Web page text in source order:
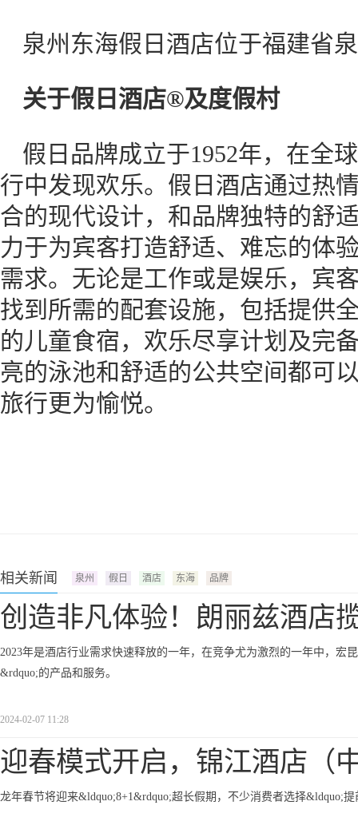
泉州东海假日酒店位于福建省
关于假日酒店®及度假村
假日品牌成立于1952年，在全
行中发现欢乐。假日酒店通过热
合的现代设计，和品牌独特的舒
力于为宾客打造舒适、难忘的体
需求。无论是工作或是娱乐，宾
找到所需的配套设施，包括提供
的儿童食宿，欢乐尽享计划及完
亮的泳池和舒适的公共空间都可
旅行更为愉悦。
相关新闻 泉州 假日 酒店 东海 品牌
创造非凡体验！朗丽兹酒店
2023年是酒店行业需求快速释放的一年，在竞争尤为激烈的一年中，宏
&rdquo;的产品和服务。
2024-02-07 11:28
迎春模式开启，锦江酒店（
龙年春节将迎来&ldquo;8+1&rdquo;超长假期，不少消费者选择&ldquo;